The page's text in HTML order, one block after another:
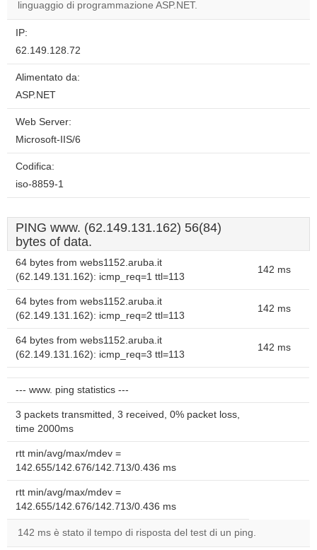
linguaggio di programmazione ASP.NET.
IP:
62.149.128.72
Alimentato da:
ASP.NET
Web Server:
Microsoft-IIS/6
Codifica:
iso-8859-1
PING www. (62.149.131.162) 56(84)
bytes of data.
64 bytes from webs1152.aruba.it
(62.149.131.162): icmp_req=1 ttl=113
142 ms
64 bytes from webs1152.aruba.it
(62.149.131.162): icmp_req=2 ttl=113
142 ms
64 bytes from webs1152.aruba.it
(62.149.131.162): icmp_req=3 ttl=113
142 ms
--- www. ping statistics ---
3 packets transmitted, 3 received, 0% packet loss,
time 2000ms
rtt min/avg/max/mdev =
142.655/142.676/142.713/0.436 ms
rtt min/avg/max/mdev =
142.655/142.676/142.713/0.436 ms
142 ms è stato il tempo di risposta del test di un ping.